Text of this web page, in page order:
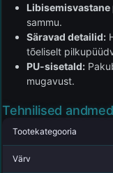
Libisemisvastane
sammu.
Säravad detailid:
tõeliselt
PU-sisetald:
mugavust.
Tehnilised andmed
Tootekategooria
Värv